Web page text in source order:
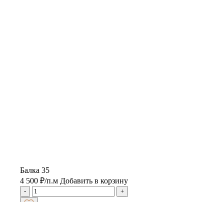
Балка 35
4 500 ₽/п.м Добавить в корзину
- +